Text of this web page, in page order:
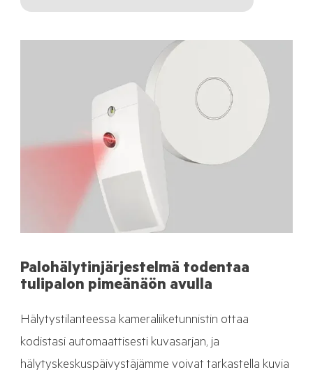
Palohälytinjärjestelmä todentaa
tulipalon pimeänäön avulla
Hälytystilanteessa kameraliiketunnistin ottaa
kodistasi automaattisesti kuvasarjan, ja
hälytyskeskuspäivystäjämme voivat tarkastella kuvia